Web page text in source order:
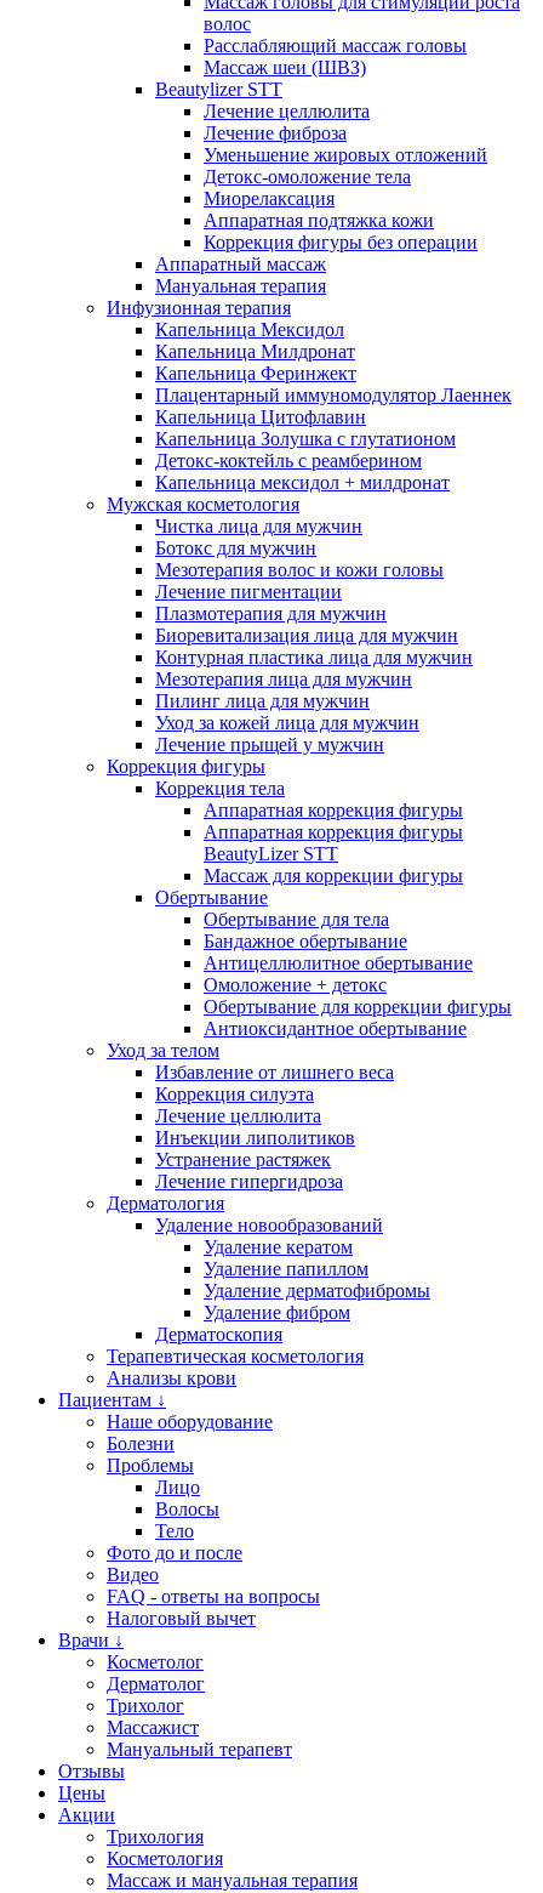
волос
Расслабляющий массаж головы
Массаж шеи (ШВЗ)
Beautylizer STT
Лечение целлюлита
Лечение фиброза
Уменьшение жировых отложений
Детокс-омоложение тела
Миорелаксация
Аппаратная подтяжка кожи
Коррекция фигуры без операции
Аппаратный массаж
Мануальная терапия
Инфузионная терапия
Капельница Мексидол
Капельница Милдронат
Капельница Феринжект
Плацентарный иммуномодулятор Лаеннек
Капельница Цитофлавин
Капельница Золушка с глутатионом
Детокс-коктейль с реамберином
Капельница мексидол + милдронат
Мужская косметология
Чистка лица для мужчин
Ботокс для мужчин
Мезотерапия волос и кожи головы
Лечение пигментации
Плазмотерапия для мужчин
Биоревитализация лица для мужчин
Контурная пластика лица для мужчин
Мезотерапия лица для мужчин
Пилинг лица для мужчин
Уход за кожей лица для мужчин
Лечение прыщей у мужчин
Коррекция фигуры
Коррекция тела
Аппаратная коррекция фигуры
Аппаратная коррекция фигуры
BeautyLizer STT
Массаж для коррекции фигуры
Обертывание
Обертывание для тела
Бандажное обертывание
Антицеллюлитное обертывание
Омоложение + детокс
Обертывание для коррекции фигуры
Антиоксидантное обертывание
Уход за телом
Избавление от лишнего веса
Коррекция силуэта
Лечение целлюлита
Инъекции липолитиков
Устранение растяжек
Лечение гипергидроза
Дерматология
Удаление новообразований
Удаление кератом
Удаление папиллом
Удаление дерматофибромы
Удаление фибром
Дерматоскопия
Терапевтическая косметология
Анализы крови
Пациентам ↓
Наше оборудование
Болезни
Проблемы
Лицо
Волосы
Тело
Фото до и после
Видео
FAQ - ответы на вопросы
Налоговый вычет
Врачи ↓
Косметолог
Дерматолог
Трихолог
Массажист
Мануальный терапевт
Отзывы
Цены
Акции
Трихология
Косметология
Массаж и мануальная терапия